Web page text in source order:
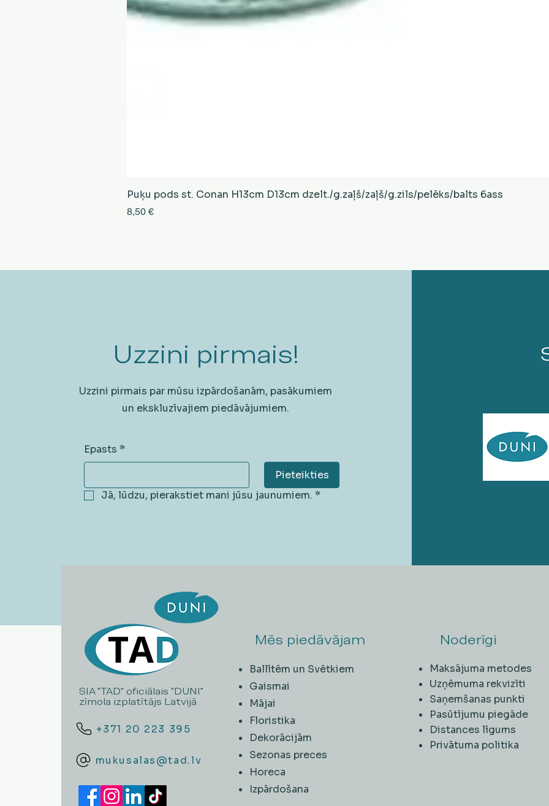
Ātrais skats
Puķu pods st. Conan H13cm D13cm dzelt./g.zaļš/zaļš/g.zils/pelēks/balts 6ass
Cena
8,50 €
Uzzini pirmais!
Uzzini pirmais par mūsu izpārdošanām, pasākumiem
un ekskluzīvajiem piedāvājumiem.
Epasts *
Pieteikties
Jā, lūdzu, pierakstiet mani jūsu jaunumiem. *
SIA "TAD" oficiālais "DUNI"
zīmola izplatītājs Latvijā
+371 20 223 395
mukusalas@tad.lv
Mēs piedāvājam
Ballītēm un Svētkiem
Gaismai
Mājai
Floristika
Dekorācijām
Sezonas preces
Horeca
​Izpārdošana
Noderīgi
Maksājuma metodes
Uzņēmuma rekvizīti
Saņemšanas punkti
Pasūtījumu piegāde
Distances līgums
Privātuma politika